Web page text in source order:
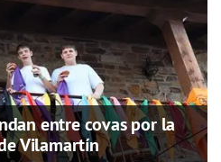
entre covas por la
Vilamartín